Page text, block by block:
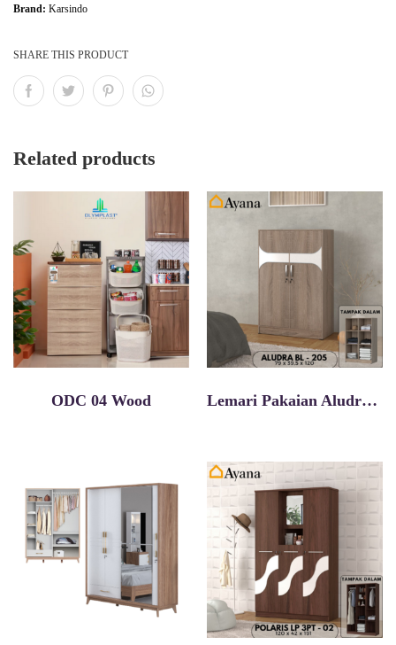
Brand: Karsindo
SHARE THIS PRODUCT
Related products
ODC 04 Wood Lemari Pakaian Aludra Bl 205